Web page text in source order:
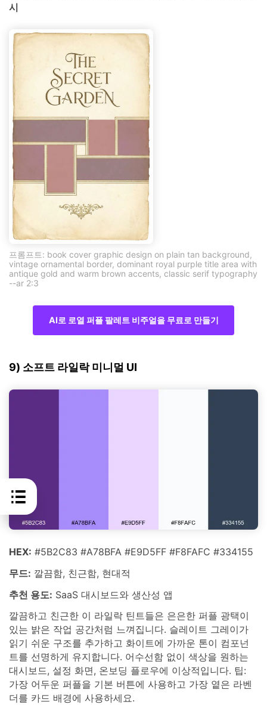
시
프롬프트: book cover graphic design on plain tan background,
vintage ornamental border, dominant royal purple title area with
antique gold and warm brown accents, classic serif typography
--ar 2:3
AI로 로열 퍼플 팔레트 비주얼을 무료로 만들기
9) 소프트 라일락 미니멀 UI
HEX: #5B2C83 #A78BFA #E9D5FF #F8FAFC #334155
무드: 깔끔함, 친근함, 현대적
추천 용도: SaaS 대시보드와 생산성 앱
깔끔하고 친근한 이 라일락 틴트들은 은은한 퍼플 광택이
있는 밝은 작업 공간처럼 느껴집니다. 슬레이트 그레이가
읽기 쉬운 구조를 추가하고 화이트에 가까운 톤이 컴포넌
트를 선명하게 유지합니다. 어수선함 없이 색상을 원하는
대시보드, 설정 화면, 온보딩 플로우에 이상적입니다. 팁:
가장 어두운 퍼플을 기본 버튼에 사용하고 가장 옅은 라벤
더를 카드 배경에 사용하세요.